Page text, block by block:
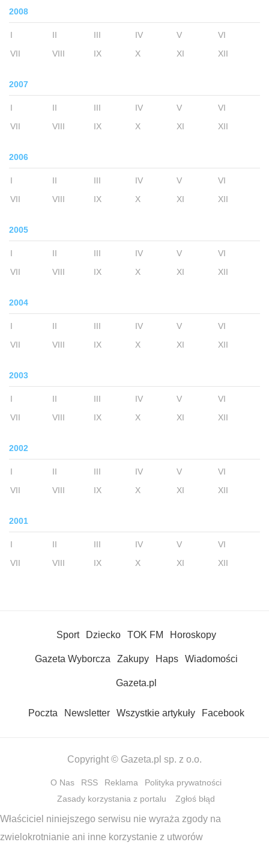
2008
I II III IV V
VI
VII
VIII IX X XI XII
2007
I II III IV V
VI
VII
VIII IX X XI XII
2006
I II III IV V
VI
VII
VIII IX X XI XII
2005
I II III IV V
VI
VII
VIII IX X XI XII
2004
I II III IV V
VI
VII
VIII IX X XI XII
2003
I II III IV V
VI
VII
VIII IX X XI XII
2002
I II III IV V
VI
VII
VIII IX X XI XII
2001
I II III IV V
VI
VII
VIII IX X XI XII
Sport Dziecko TOK FM Horoskopy
Gazeta Wyborcza Zakupy Haps Wiadomości
Gazeta.pl
Poczta Newsletter Wszystkie artykuły Facebook
Copyright © Gazeta.pl sp. z o.o.
O Nas RSS Reklama
Polityka prywatności
Zasady korzystania z portalu
Zgłoś błąd
Właściciel niniejszego serwisu nie wyraża zgody na
zwielokrotnianie ani inne korzystanie z utworów